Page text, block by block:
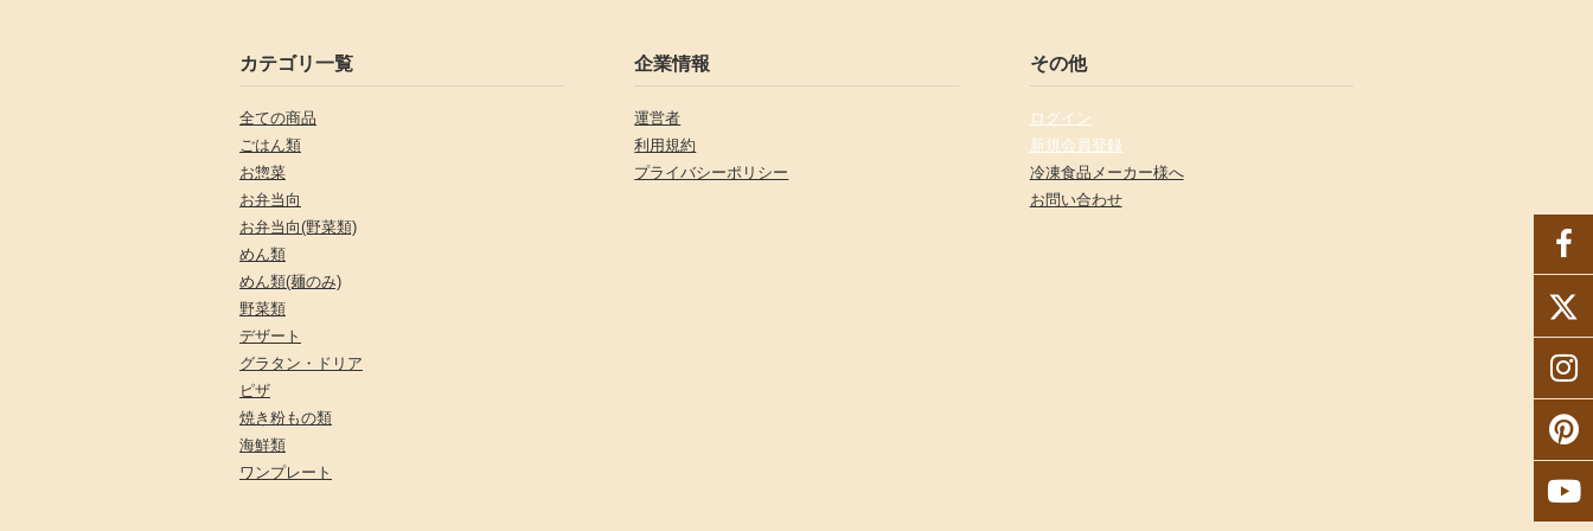
カテゴリ一覧
全ての商品
ごはん類
お惣菜
お弁当向
お弁当向(野菜類)
めん類
めん類(麺のみ)
野菜類
デザート
グラタン・ドリア
ピザ
焼き粉もの類
海鮮類
ワンプレート
企業情報
運営者
利用規約
プライバシーポリシー
その他
ログイン
新規会員登録
冷凍食品メーカー様へ
お問い合わせ